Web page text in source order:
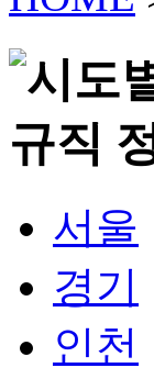
서울
경기
인천